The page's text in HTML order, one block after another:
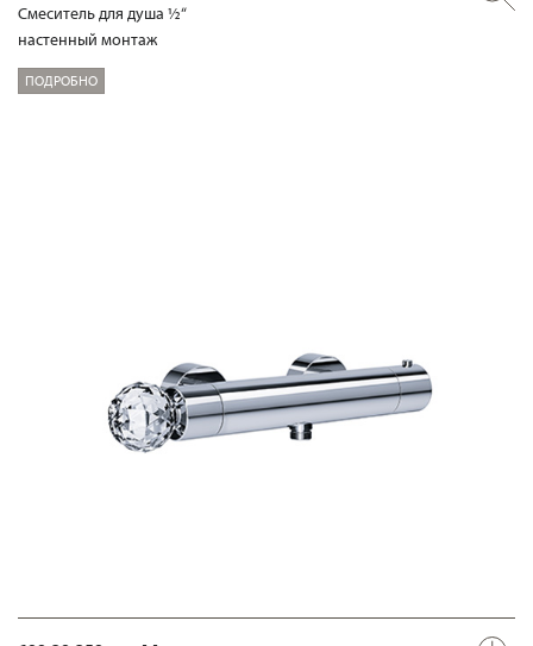
Смеситель для душа ½“
настенный монтаж
ПОДРОБНО